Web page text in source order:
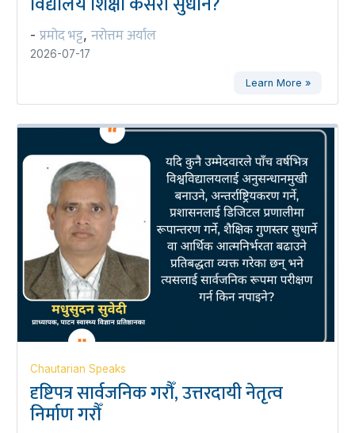
- प्रमोद भट्ट, नरोत्तम अर्याल
2026-07-17
Learn More »
Chautarian Speaks
दृष्टिपत्र सार्वजनिक गरौँ, उत्तरदायी नेतृत्व
निर्माण गरौँ